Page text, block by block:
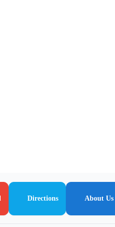
Directions About Us